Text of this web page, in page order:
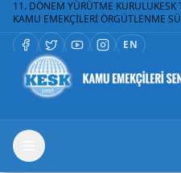
11. DÖNEM YÜRÜTME KURULUKESK
KAMU EMEKÇİLERİ ÖRGÜTLENME
EN